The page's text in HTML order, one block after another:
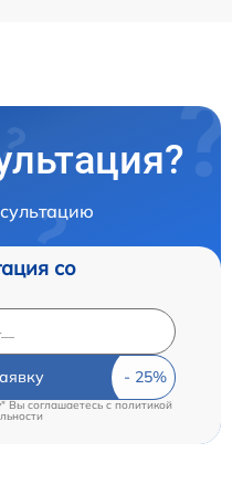
со
Вы соглашаетесь c политикой